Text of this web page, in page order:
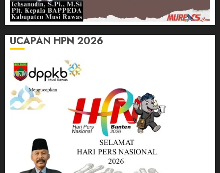
UCAPAN HPN 2026